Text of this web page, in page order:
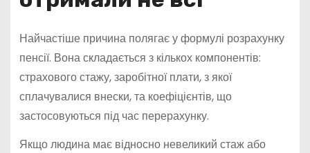
Найчастіше причина полягає у формулі розрахунку
пенсії. Вона складається з кількох компонентів:
страхового стажу, заробітної плати, з якої
сплачувалися внески, та коефіцієнтів, що
застосовуються під час перерахунку.
Якщо людина має відносно невеликий стаж або